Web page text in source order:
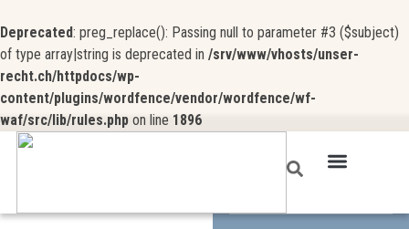
Deprecated: preg_replace(): Passing null to parameter #3 ($subject)
of type array|string is deprecated in /srv/www/vhosts/unser-
recht.ch/httpdocs/wp-
content/plugins/wordfence/vendor/wordfence/wf-
waf/src/lib/rules.php on line 1896